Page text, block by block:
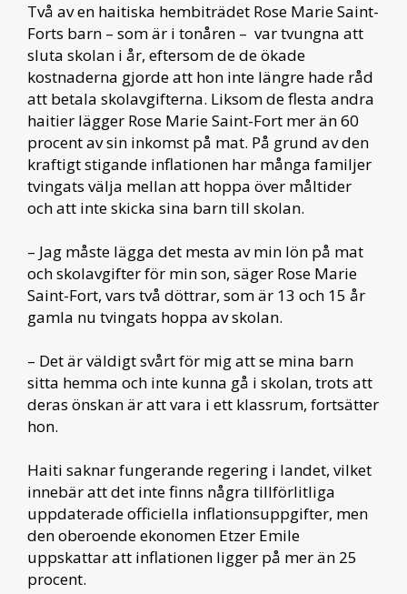
Två av en haitiska hembiträdet Rose Marie Saint-
Forts barn – som är i tonåren – var tvungna att
sluta skolan i år, eftersom de de ökade
kostnaderna gjorde att hon inte längre hade råd
att betala skolavgifterna. Liksom de flesta andra
haitier lägger Rose Marie Saint-Fort mer än 60
procent av sin inkomst på mat. På grund av den
kraftigt stigande inflationen har många familjer
tvingats välja mellan att hoppa över måltider
och att inte skicka sina barn till skolan.
– Jag måste lägga det mesta av min lön på mat
och skolavgifter för min son, säger Rose Marie
Saint-Fort, vars två döttrar, som är 13 och 15 år
gamla nu tvingats hoppa av skolan.
– Det är väldigt svårt för mig att se mina barn
sitta hemma och inte kunna gå i skolan, trots att
deras önskan är att vara i ett klassrum, fortsätter
hon.
Haiti saknar fungerande regering i landet, vilket
innebär att det inte finns några tillförlitliga
uppdaterade officiella inflationsuppgifter, men
den oberoende ekonomen Etzer Emile
uppskattar att inflationen ligger på mer än 25
procent.